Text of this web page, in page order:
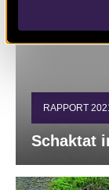
RAPPORT
Schaktat